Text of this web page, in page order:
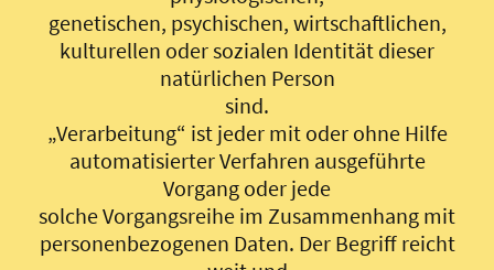
genetischen, psychischen, wirtschaftlichen,
kulturellen oder sozialen Identität dieser
natürlichen Person
sind.
„Verarbeitung“ ist jeder mit oder ohne Hilfe
automatisierter Verfahren ausgeführte
Vorgang oder jede
solche Vorgangsreihe im Zusammenhang mit
personenbezogenen Daten. Der Begriff reicht